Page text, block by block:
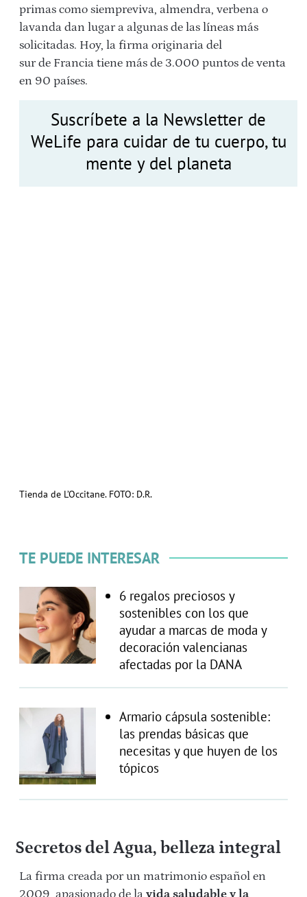
primas como siempreviva, almendra, verbena o
lavanda dan lugar a algunas de las líneas más
solicitadas. Hoy, la firma originaria del
sur de Francia tiene más de 3.000 puntos de venta
en 90 países.
Suscríbete a la Newsletter de
WeLife para cuidar de tu cuerpo, tu
mente y del planeta
Tienda de L’Occitane. FOTO: D.R.
TE PUEDE INTERESAR
6 regalos preciosos y
sostenibles con los que
ayudar a marcas de moda y
decoración valencianas
afectadas por la DANA
Armario cápsula sostenible:
las prendas básicas que
necesitas y que huyen de los
tópicos
Secretos del Agua, belleza integral
La firma creada por un matrimonio español en
2009, apasionado de la vida saludable y la